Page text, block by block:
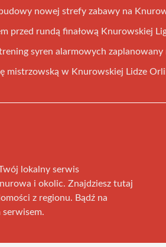
nowej strefy zabawy na
przed rundą finałową Knurowskiej
syren alarmowych zaplanowany
mistrzowską w Knurowskiej Lidze
lokalny serwis
i okolic. Znajdziesz tutaj
z regionu. Bądź na
serwisem.